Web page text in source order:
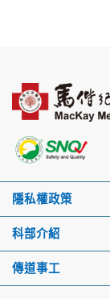
隱私權政策
科部介紹
傳道事工